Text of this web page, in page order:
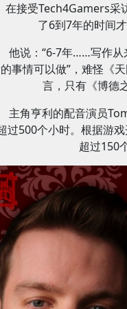
在接受Tech4Gamers采
了6到7年的时间
他说：“6-7年……写作从
事情可以做”，难怪《
言，只有《博德
主角亨利的配音演员
过500个小时。根据游
超过150